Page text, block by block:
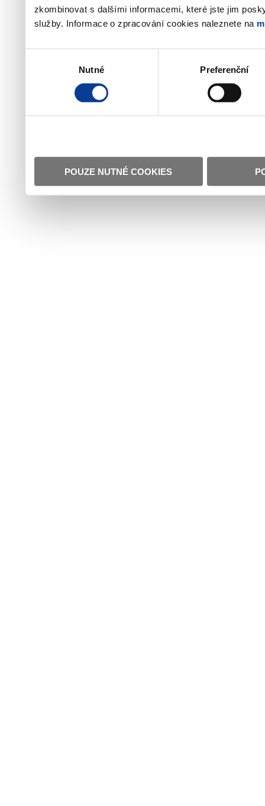
zkombinovat s dalšími informacemi, které jste jim
služby. Informace o zpracování cookies naleznete na
Nutné Preferenční
POUZE NUTNÉ COOKIES